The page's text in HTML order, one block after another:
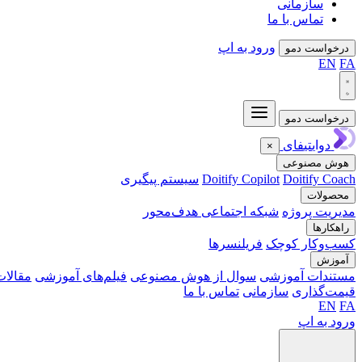
سازمانی
تماس با ما
درخواست دمو
ورود به اپ
EN FA
درخواست دمو
دوایتیفای
×
هوش مصنوعی
Doitify Copilot Doitify Coach سیستم پیگیری
محصولات
مدیریت پروژه شبکه اجتماعی هدف‌محور
راهکارها
کسب‌وکار کوچک فریلنسرها
آموزش
مستندات آموزشی سوال از هوش مصنوعی فیلم‌های آموزشی
قیمت‌گذاری سازمانی تماس با ما
EN FA
ورود به اپ